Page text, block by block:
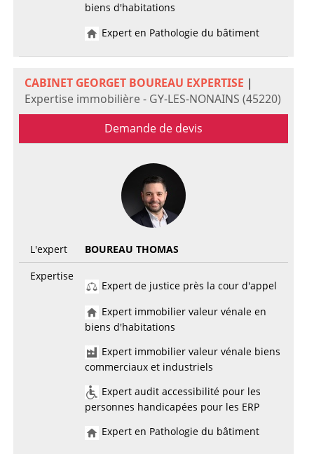
biens d'habitations
Expert en Pathologie du bâtiment
CABINET GEORGET BOUREAU EXPERTISE |
Expertise immobilière - GY-LES-NONAINS (45220)
Demande de devis
L'expert
BOUREAU THOMAS
Expertise
Expert de justice près la cour d'appel
Expert immobilier valeur vénale en
biens d'habitations
Expert immobilier valeur vénale biens
commerciaux et industriels
Expert audit accessibilité pour les
personnes handicapées pour les ERP
Expert en Pathologie du bâtiment